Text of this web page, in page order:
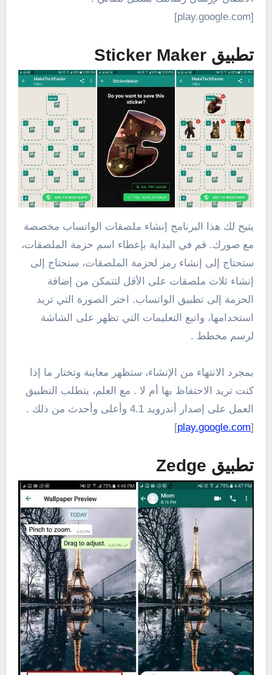
[play.google.com]
تطبيق Sticker Maker
يتيح لك هذا البرنامج إنشاء ملصقات الواتساب مخصصة
مع صورك. قم في البداية بإعطاء اسم حزمة الملصقات،
ستحتاج إلى إنشاء رمز لحزمة الملصقات، ستحتاج إلى
إنشاء ثلاث ملصقات على الأقل لتتمكن من إضافة
الحزمة إلى تطبيق الواتساب. اختر الصورة التي تريد
استخدامها، واتبع التعليمات التي تظهر على الشاشة
لرسم مخطط .
بمجرد الانتهاء من الإنشاء، ستظهر معاينة وتختار ما إذا
كنت تريد الاحتفاظ بها أم لا . مع العلم، يتطلب التطبيق
العمل على إصدار أندرويد 4.1 وأعلى وأحدث من ذلك .
[
play.google.com
]
تطبيق Zedge